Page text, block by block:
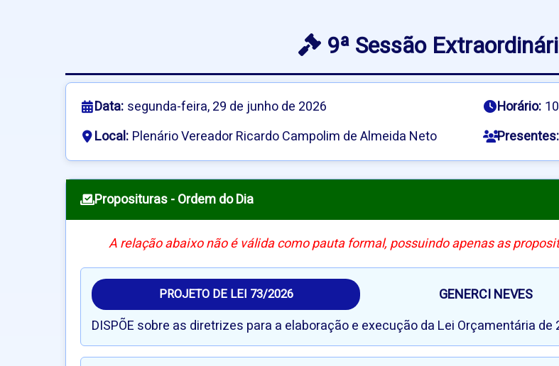
9ª Sessão
Data: segunda-feira, 29 de junho de 2026 Horário:
Local: Plenário Vereador Ricardo Campolim de Almeida Neto Presentes:
Proposituras - Ordem do Dia
A relação abaixo não é válida como pauta formal, possuindo apenas as
PROJETO DE LEI 73/2026 GENERCI NEVES
DISPÕE sobre as diretrizes para a elaboração e execução da Lei Orçamentária